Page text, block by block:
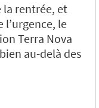
la rentrée, et
le
Terra Nova
au-delà des